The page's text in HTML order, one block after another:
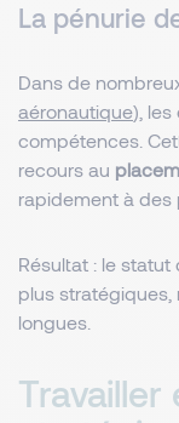
La pénurie
Dans de
aéronautique),
compétences.
recours au
rapidement à des
Résultat : le statut
plus stratégiques,
longues.
Travailler